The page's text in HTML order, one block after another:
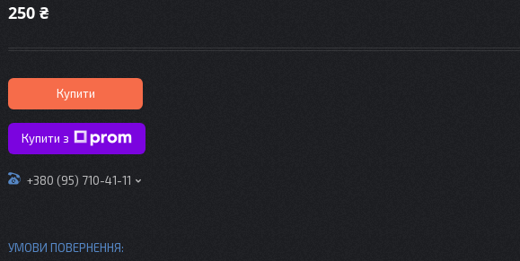
250 ₴
Купити
Купити з
+380 (95) 710-41-11